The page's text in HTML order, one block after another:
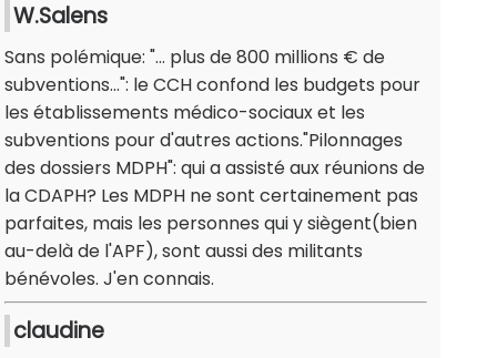
W.Salens
Sans polémique: "... plus de 800 millions € de
subventions...": le CCH confond les budgets pour
les établissements médico-sociaux et les
subventions pour d'autres actions."Pilonnages
des dossiers MDPH": qui a assisté aux réunions de
la CDAPH? Les MDPH ne sont certainement pas
parfaites, mais les personnes qui y siègent(bien
au-delà de l'APF), sont aussi des militants
bénévoles. J'en connais.
claudine